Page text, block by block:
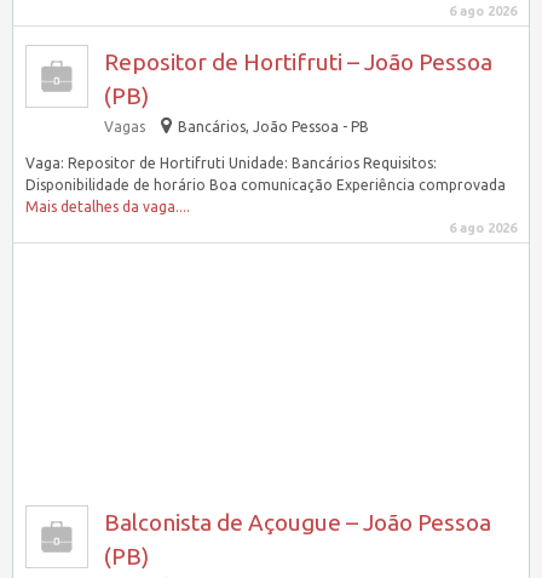
6 ago 2026
Repositor de Hortifruti – João Pessoa
(PB)
Vagas Bancários, João Pessoa - PB
Vaga: Repositor de Hortifruti Unidade: Bancários Requisitos:
Disponibilidade de horário Boa comunicação Experiência comprovada
Mais detalhes da vaga....
6 ago 2026
Balconista de Açougue – João Pessoa
(PB)